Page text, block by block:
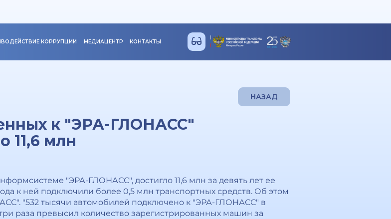
КОРРУПЦИИ МЕДИАЦЕНТР КОНТАКТЫ
НАЗАД
к "ЭРА-ГЛОНАСС"
11,6 млн
"ЭРА-ГЛОНАСС", достигло 11,6 млн за девять лет ее
к ней подключили более 0,5 млн транспортных средств. Об этом
"532 тысячи автомобилей подключено к "ЭРА-ГЛОНАСС" в
раза превысил количество зарегистрированных машин за